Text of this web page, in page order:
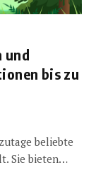
und
bis zu
beliebte
Sie bieten…